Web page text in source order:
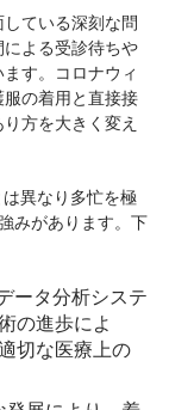
ている深刻な問
よる受診待ちや
す。コロナウィ
の着用と直接接
方を大きく変え
異なり多忙を極
みがあります。下
ータ分析システ
の進歩によ
切な医療上の